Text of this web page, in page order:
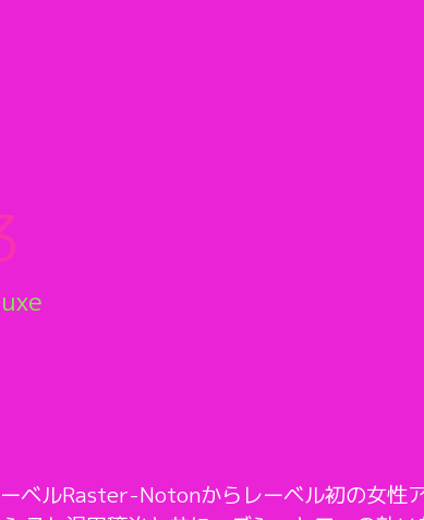
ベルRaster-Notonからレーベル初の女性